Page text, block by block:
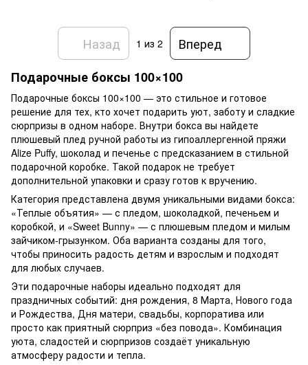
Назад 1 из 2
Вперед
Подарочные боксы 100×100
Подарочные боксы 100×100 — это стильное и готовое
решение для тех, кто хочет подарить уют, заботу и сладкие
сюрпризы в одном наборе. Внутри бокса вы найдете
плюшевый плед ручной работы из гипоаллергенной пряжи
Alize Puffy, шоколад и печенье с предсказанием в стильной
подарочной коробке. Такой подарок не требует
дополнительной упаковки и сразу готов к вручению.
Категория представлена двумя уникальными видами бокса:
«Теплые объятия» — с пледом, шоколадкой, печеньем и
коробкой, и «Sweet Bunny» — с плюшевым пледом и милым
зайчиком-грызунком. Оба варианта созданы для того,
чтобы приносить радость детям и взрослым и подходят
для любых случаев.
Эти подарочные наборы идеально подходят для
праздничных событий: дня рождения, 8 Марта, Нового года
и Рождества, Дня матери, свадьбы, корпоратива или
просто как приятный сюрприз «без повода». Комбинация
уюта, сладостей и сюрпризов создаёт уникальную
атмосферу радости и тепла.